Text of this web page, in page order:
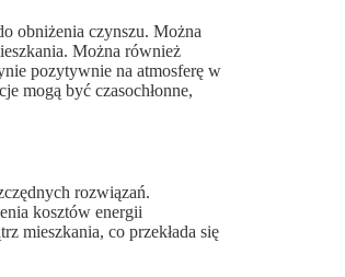
obniżenia czynszu. Można
Można również
pozytywnie na atmosferę w
mogą być czasochłonne,
rozwiązań.
kosztów energii
mieszkania, co przekłada się